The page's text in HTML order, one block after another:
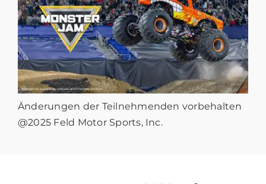
Änderungen der Teilnehmenden vorbehalten
@2025 Feld Motor Sports, Inc.